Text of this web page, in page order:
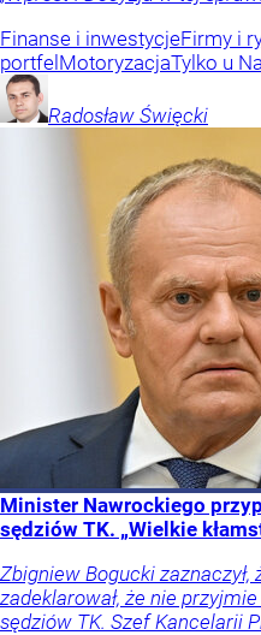
Finanse i inwestycjeFirmy i
portfel MotoryzacjaTylko u
Radosław Święcki
Minister Nawrockiego
sędziów TK. „Wielkie
Zbigniew Bogucki
zadeklarował, że nie
sędziów TK. Szef Kancelarii